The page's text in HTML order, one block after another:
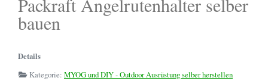
Packraft Angelrutenhalter selber
bauen
Details
Kategorie: MYOG und DIY - Outdoor Ausrüstung selber herstellen
Provinz Gästrikland
Provinz Dalarna
Baden-Württemberg
Bayern
Schwarzenbach
Sitterdorf
Wanderwege
Kanuverleih und Reiseveranstalter Österreich
Outdoor Basiswissen - Lagerfeuer -
Fotografieren und Filmen auf Kanutouren
Zitronensäure
Outdoor Küche / Wildnisküchen
Omnia Camping Backofen
Kanutour
Erklärung
- Bootsleine
Regenponcho
Erste Hilfe Set / Medipack
Die Perfekte Angeltasche
Angelköder zum Spinnfischen